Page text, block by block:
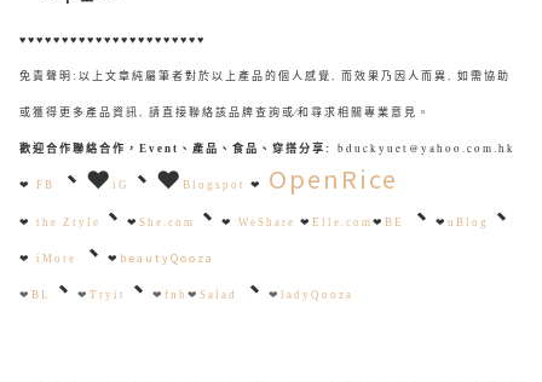
♥♥♥♥♥♥♥♥♥♥♥♥♥♥♥♥♥♥♥♥♥♥
免責聲明:以上文章純屬筆者對於以上產品的個人感覺, 而效果乃因人而異, 如需協助
或獲得更多產品資訊, 請直接聯絡該品牌查詢或∕和尋求相關專業意見。
歡迎合作聯絡合作，Event、產品、食品、穿搭分享 : bduckyuet@yahoo.com.hk
❤ FB 、 ❤ iG 、 ❤ Blogspot ❤ OpenRice
❤ the Ztyle 、 ❤ She.com 、 ❤ WeShare ❤ Elle.com ❤ BE 、 ❤ uBlog 、
❤ iMore 、 ❤ beautyQooza
❤ BL 、 ❤ Tryit 、 ❤ fnb ❤ Salad 、 ❤ ladyQooza